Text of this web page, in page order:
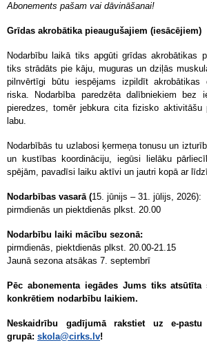
Abonements pašam vai dāvināšanai!
Grīdas akrobātika pieaugušajiem (iesācējiem)
Nodarbību laikā tiks apgūti grīdas akrobātikas
tiks strādāts pie kāju, muguras un dziļās
pilnvērtīgi būtu iespējams izpildīt akrobātikas
riska. Nodarbība paredzēta dalībniekiem bez
pieredzes, tomēr jebkura cita fizisko aktivitāšu
labu.
Nodarbībās tu uzlabosi ķermeņa tonusu un
un kustības koordināciju, iegūsi lielāku
spējām, pavadīsi laiku aktīvi un jautri kopā ar
Nodarbības vasarā (15. jūnijs – 31. jūlijs, 2026):
pirmdienās un piektdienās plkst. 20.00
Nodarbību laiki mācību sezonā:
pirmdienās, piektdienās plkst. 20.00-21.15
Jaunā sezona atsākas 7. septembrī
Pēc abonementa iegādes Jums tiks atsūtīta
konkrētiem nodarbību laikiem.
Neskaidrību gadījumā rakstiet uz e-
grupā: skola@cirks.lv!